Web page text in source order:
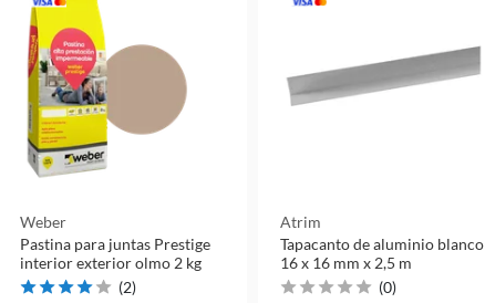
Weber
Pastina para juntas Prestige
interior exterior olmo 2 kg
(2)
Atrim
Tapacanto de aluminio blanco
16 x 16 mm x 2,5 m
(0)